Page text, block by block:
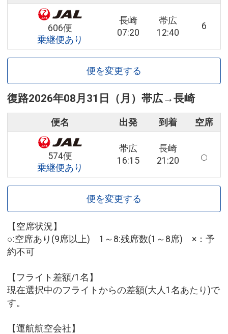
606便
乗継便あり
長崎
07:20
帯広
12:40
6
便を変更する
復路2026年08月31日（月） 帯広→長崎
便名 出発 到着 空席
574便
乗継便あり
帯広
16:15
長崎
21:20
便を変更する
【空席状況】
○:空席あり(9席以上) 1～8:残席数(1～8席) ×：予
約不可
【フライト差額/1名】
現在選択中のフライトからの差額(大人1名あたり)で
す。
【運航航空会社】